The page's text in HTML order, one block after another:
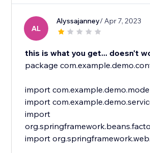
AL
Alyssajanney/ Apr 7, 2023
this is what you get... doesn't
package
import
import
import
import